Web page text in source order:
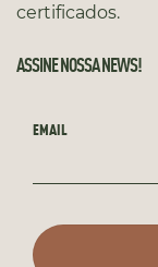
certificados.
ASSINE NOSSA NEWS!
EMAIL